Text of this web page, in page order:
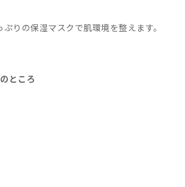
りの保湿マスクで肌環境を整えます。
ところ